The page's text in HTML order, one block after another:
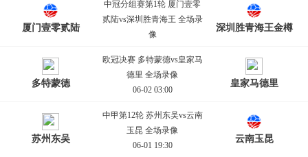
厦门壹零贰陆
中冠分组赛第1轮 厦门壹零
贰陆vs深圳胜青海王 全场录
像
深圳胜青海王金樽
多特蒙德
欧冠决赛 多特蒙德vs皇家马
德里 全场录像
06-02 03:00
皇家马德里
苏州东吴
中甲第12轮 苏州东吴vs云南
玉昆 全场录像
06-01 19:30
云南玉昆